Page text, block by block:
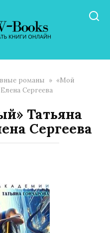
романы » «Мой
Сергеева
Татьяна
Сергеева